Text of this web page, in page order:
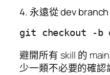
4. 永遠從 dev
git checkout -b
避開所有 skill 的
少一類不必要的確認